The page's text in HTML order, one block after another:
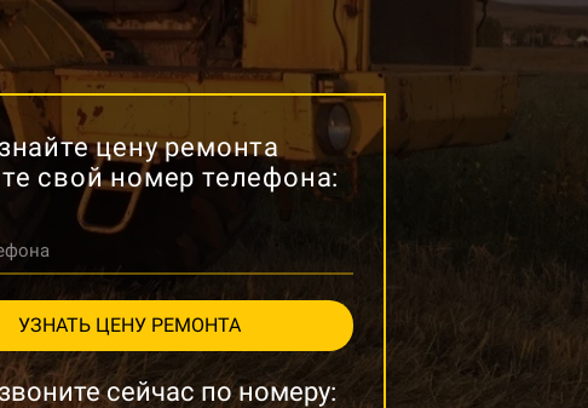
цену ремонта
свой номер телефона:
УЗНАТЬ ЦЕНУ РЕМОНТА
сейчас по номеру: